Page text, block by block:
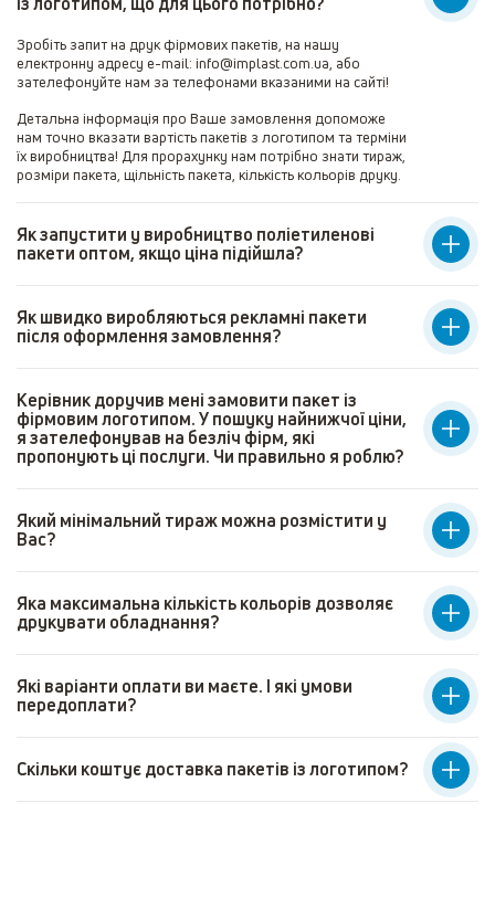
Зробіть запит на друк фірмових пакетів, на нашу
електронну адресу e-mail: info@implast.com.ua, або
зателефонуйте нам за телефонами вказаними на сайті!
Детальна інформація про Ваше замовлення допоможе
нам точно вказати вартість пакетів з логотипом та терміни
їх виробництва! Для прорахунку нам потрібно знати тираж,
розміри пакета, щільність пакета, кількість кольорів друку.
Як запустити у виробництво поліетиленові
пакети оптом, якщо ціна підійшла?
Як швидко виробляються рекламні пакети
після оформлення замовлення?
Керівник доручив мені замовити пакет із
фірмовим логотипом. У пошуку найнижчої ціни,
я зателефонував на безліч фірм, які
пропонують ці послуги. Чи правильно я роблю?
Який мінімальний тираж можна розмістити у
Вас?
Яка максимальна кількість кольорів дозволяє
друкувати обладнання?
Які варіанти оплати ви маєте. І які умови
передоплати?
Скільки коштує доставка пакетів із логотипом?